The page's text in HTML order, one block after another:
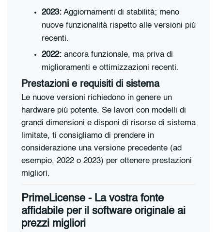
2023: Aggiornamenti di stabilità; meno
nuove funzionalità rispetto alle versioni più
recenti.
2022: ancora funzionale, ma priva di
miglioramenti e ottimizzazioni recenti.
Prestazioni e requisiti di sistema
Le nuove versioni richiedono in genere un
hardware più potente. Se lavori con modelli di
grandi dimensioni e disponi di risorse di sistema
limitate, ti consigliamo di prendere in
considerazione una versione precedente (ad
esempio, 2022 o 2023) per ottenere prestazioni
migliori.
PrimeLicense - La vostra fonte
affidabile per il software originale ai
prezzi migliori